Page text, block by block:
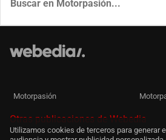
Motorpasión
Otras publicaciones de Webedia
Utilizamos cookies de terceros para generar